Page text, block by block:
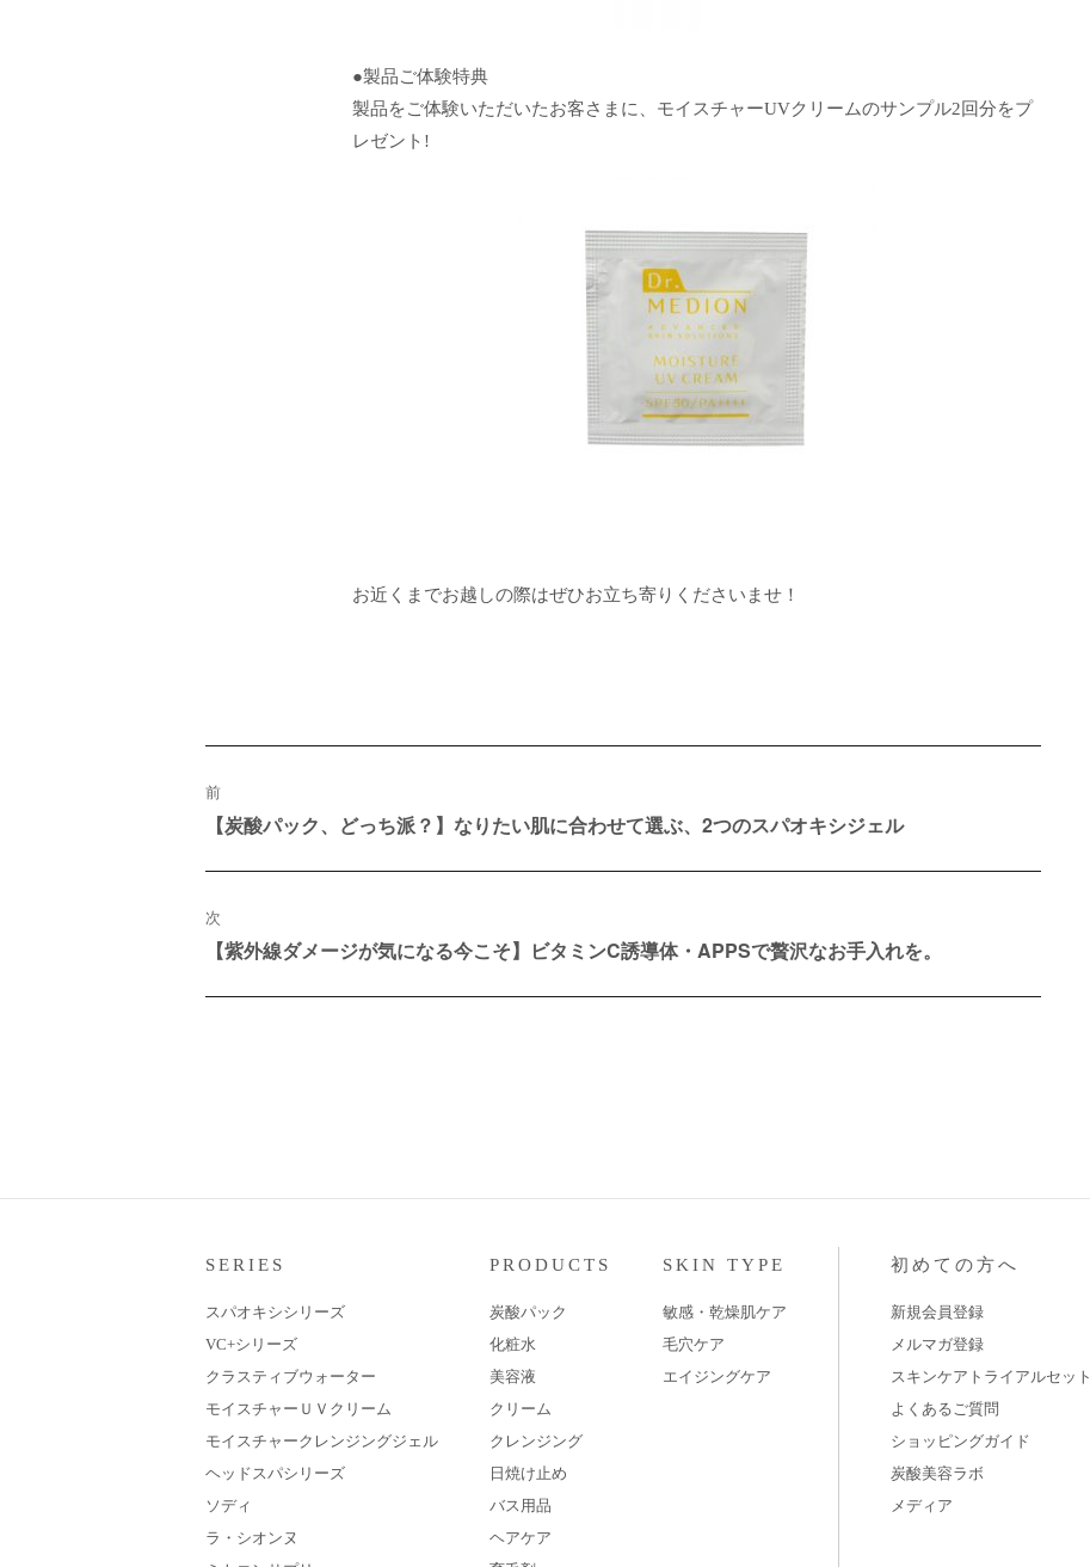
●製品ご体験特典
製品をご体験いただいたお客さまに、モイスチャーUVクリームのサンプル2回分をプ
レゼント!
お近くまでお越しの際はぜひお立ち寄りくださいませ！
ナ
ビ
ゲ
シ
ン
前
過
去
【炭酸パック、どっち派？】なりたい肌に合わせて選ぶ、2つのスパオキシジェル
次
次
の
【紫外線ダメージが気になる今こそ】ビタミンC誘導体・APPSで贅沢なお手入れを。
SERIES
スパオキシシリーズ
VC+シリーズ
クラスティブウォーター
モイスチャーＵＶクリーム
モイスチャークレンジングジェル
ヘッドスパシリーズ
ソディ
ラ・シオンヌ
PRODUCTS
炭酸パック
化粧水
美容液
クリーム
クレンジング
日焼け止め
バス用品
ヘアケア
SKIN TYPE
敏感・乾燥肌ケア
毛穴ケア
エイジングケア
初めての方へ
新規会員登録
メルマガ登録
スキンケアトライアルセット
よくあるご質問
ショッピングガイド
炭酸美容ラボ
メディア